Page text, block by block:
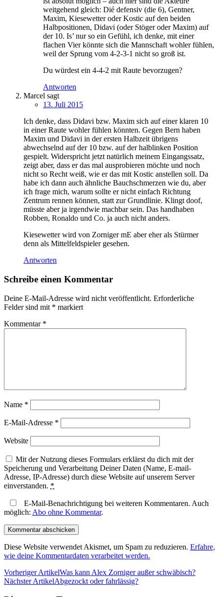
weitgehend gleich: Dié defensiv (die 6), Gentner,
Maxim, Kiesewetter oder Kostic auf den beiden
Halbpositionen, Didavi (oder Stöger oder Maxim) auf
der 10. Is’ nur so ein Gefühl, ich denke, mit einer
flachen Vier könnte sich die Mannschaft wohler fühlen,
weil der Sprung vom 4-2-3-1 nicht so groß ist.
Du würdest ein 4-4-2 mit Raute bevorzugen?
Antworten
Marcel sagt
13. Juli 2015
Ich denke, dass Didavi bzw. Maxim sich auf einer klaren 10
in einer Raute wohler fühlen könnten. Gegen Bern haben
Maxim und Didavi in der ersten Halbzeit übrigens
abwechselnd auf der 10 bzw. auf der halblinken Position
gespielt. Widerspricht jetzt natürlich meinem Eingangssatz,
zeigt aber, dass er das mal ausprobieren möchte und noch
nicht so Recht weiß, wie er das mit Kostic anstellen soll. Da
habe ich dann auch ähnliche Bauchschmerzen wie du, aber
ich frage mich, warum sollte er nicht einfach Richtung
Zentrum rennen können, statt zur Grundlinie. Klingt doof,
müsste aber ja irgendwie machbar sein. Das handhaben
Robben, Ronaldo und Co. ja auch nicht anders.
Kiesewetter wird von Zorniger mE aber eher als Stürmer
denn als Mittelfeldspieler gesehen.
Antworten
Schreibe einen Kommentar
Deine E-Mail-Adresse wird nicht veröffentlicht. Erforderliche
Felder sind mit * markiert
Kommentar *
Name *
E-Mail-Adresse *
Website
Mit der Nutzung dieses Formulars erklärst du dich mit der
Speicherung und Verarbeitung Deiner Daten (Name, E-mail-
Adresse, IP-Adresse) durch diese Website auf unserem Server
einverstanden. *
E-Mail-Benachrichtigung bei weiteren Kommentaren. Auch
möglich: Abo ohne Kommentar.
Diese Website verwendet Akismet, um Spam zu reduzieren. Erfahre,
wie deine Kommentardaten verarbeitet werden.
Vorheriger ArtikelWas kann Alex Zorniger außer schwäbisch?
Nächster ArtikelAbgezockt oder fahrlässig?